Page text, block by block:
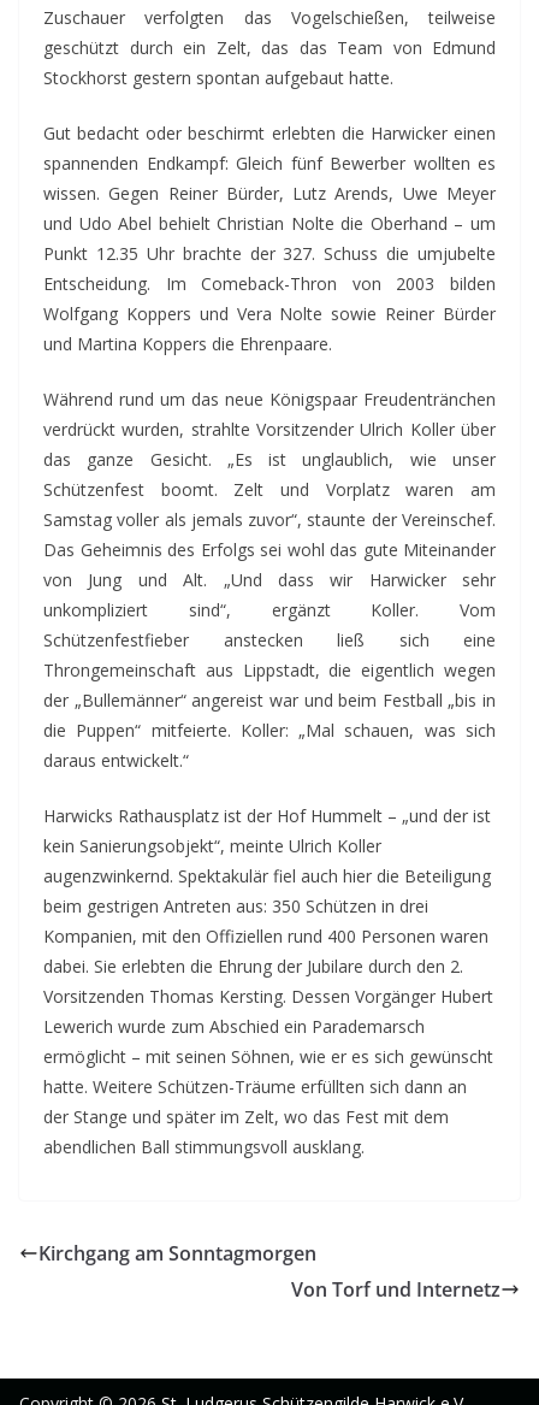
Zuschauer verfolgten das Vogelschießen, teilweise
geschützt durch ein Zelt, das das Team von Edmund
Stockhorst gestern spontan aufgebaut hatte.
Gut bedacht oder beschirmt erlebten die Harwicker einen
spannenden Endkampf: Gleich fünf Bewerber wollten es
wissen. Gegen Reiner Bürder, Lutz Arends, Uwe Meyer
und Udo Abel behielt Christian Nolte die Oberhand – um
Punkt 12.35 Uhr brachte der 327. Schuss die umjubelte
Entscheidung. Im Comeback-Thron von 2003 bilden
Wolfgang Koppers und Vera Nolte sowie Reiner Bürder
und Martina Koppers die Ehrenpaare.
Während rund um das neue Königspaar Freudentränchen
verdrückt wurden, strahlte Vorsitzender Ulrich Koller über
das ganze Gesicht. „Es ist unglaublich, wie unser
Schützenfest boomt. Zelt und Vorplatz waren am
Samstag voller als jemals zuvor“, staunte der Vereinschef.
Das Geheimnis des Erfolgs sei wohl das gute Miteinander
von Jung und Alt. „Und dass wir Harwicker sehr
unkompliziert sind“, ergänzt Koller. Vom
Schützenfestfieber anstecken ließ sich eine
Throngemeinschaft aus Lippstadt, die eigentlich wegen
der „Bullemänner“ angereist war und beim Festball „bis in
die Puppen“ mitfeierte. Koller: „Mal schauen, was sich
daraus entwickelt.“
Harwicks Rathausplatz ist der Hof Hummelt – „und der ist
kein Sanierungsobjekt“, meinte Ulrich Koller
augenzwinkernd. Spektakulär fiel auch hier die Beteiligung
beim gestrigen Antreten aus: 350 Schützen in drei
Kompanien, mit den Offiziellen rund 400 Personen waren
dabei. Sie erlebten die Ehrung der Jubilare durch den 2.
Vorsitzenden Thomas Kersting. Dessen Vorgänger Hubert
Lewerich wurde zum Abschied ein Parademarsch
ermöglicht – mit seinen Söhnen, wie er es sich gewünscht
hatte. Weitere Schützen-Träume erfüllten sich dann an
der Stange und später im Zelt, wo das Fest mit dem
abendlichen Ball stimmungsvoll ausklang.
Kirchgang am Sonntagmorgen
Von Torf und Internetz